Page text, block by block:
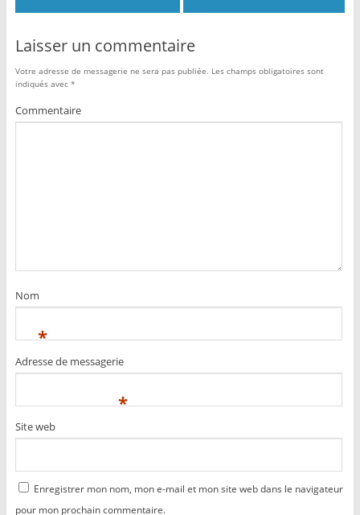
Laisser un commentaire
Votre adresse de messagerie ne sera pas publiée. Les champs obligatoires sont
indiqués avec *
Commentaire
Nom
*
Adresse de messagerie
*
Site web
Enregistrer mon nom, mon e-mail et mon site web dans le navigateur
pour mon prochain commentaire.